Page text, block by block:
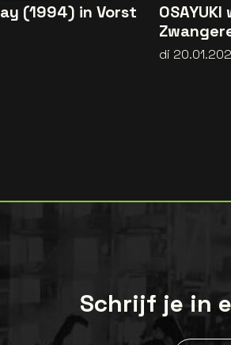
(1994) in Vorst
di
Schrijf je in